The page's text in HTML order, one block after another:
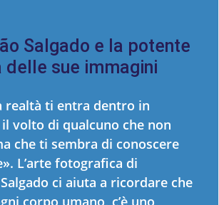
Salgado e la potente
sue immagini
realtà ti entra dentro in
il volto di qualcuno che non
che ti sembra di conoscere
L’arte fotografica di
ci aiuta a ricordare che